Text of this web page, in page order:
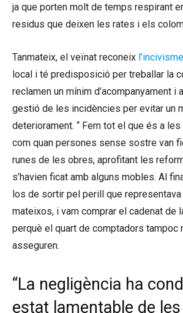
ja que porten molt de temps respirant
residus que deixen les rates i els
Tanmateix, el veïnat reconeix l’incivisme
local i té predisposició per treballar la
reclamen un mínim d’acompanyament i
gestió de les incidències per evitar un
deteriorament. “ Fem tot el que és a
com quan persones sense sostre van
runes de les obres, aprofitant les
s’havien ficat amb alguns mobles. Al
los de sortir pel perill que
mateixos, i vam comprar el cadenat de
perquè el quart de comptadors tampoc
asseguren.
“La negligència ha
estat lamentable de les